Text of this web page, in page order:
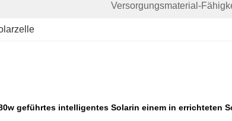
Versorgungsmaterial-
geführtes intelligentes Solarin einem in errichteten